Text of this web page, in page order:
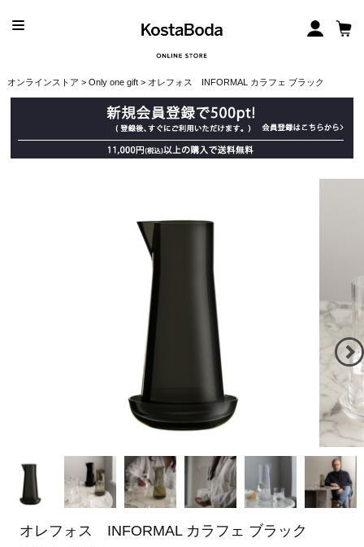
オンラインストア > Only one gift> オレフォス INFORMAL カラフェ ブラック
オレフォス INFORMAL カラフェ ブラック